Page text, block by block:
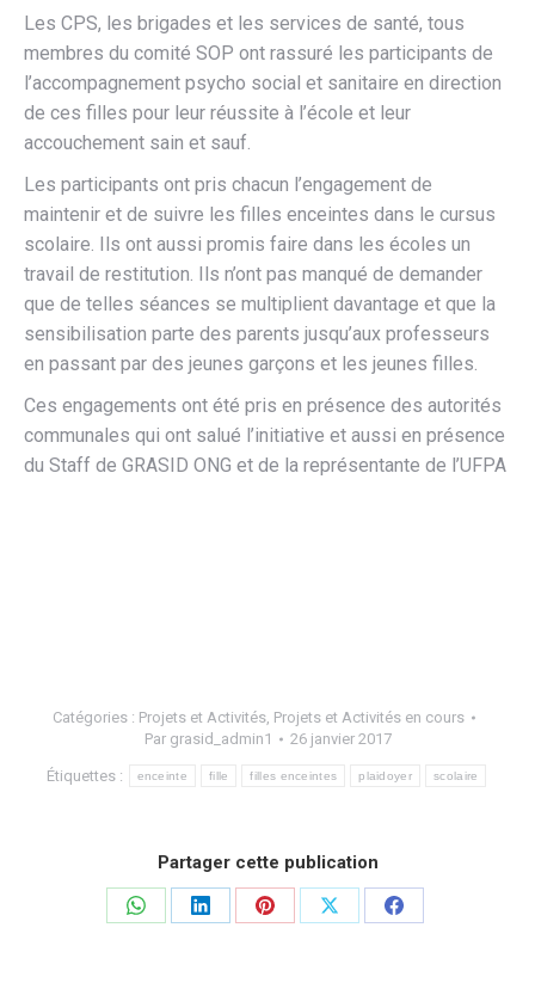
Les CPS, les brigades et les services de santé, tous
membres du comité SOP ont rassuré les participants de
l’accompagnement psycho social et sanitaire en direction
de ces filles pour leur réussite à l’école et leur
accouchement sain et sauf.
Les participants ont pris chacun l’engagement de
maintenir et de suivre les filles enceintes dans le cursus
scolaire. Ils ont aussi promis faire dans les écoles un
travail de restitution. Ils n’ont pas manqué de demander
que de telles séances se multiplient davantage et que la
sensibilisation parte des parents jusqu’aux professeurs
en passant par des jeunes garçons et les jeunes filles.
Ces engagements ont été pris en présence des autorités
communales qui ont salué l’initiative et aussi en présence
du Staff de GRASID ONG et de la représentante de l’UFPA
Catégories : Projets et Activités, Projets et Activités en cours
Par grasid_admin1 26 janvier 2017
Étiquettes : enceinte fille filles enceintes plaidoyer scolaire
Partager cette publication
PartagerPartagerPartagerPartagerPartager